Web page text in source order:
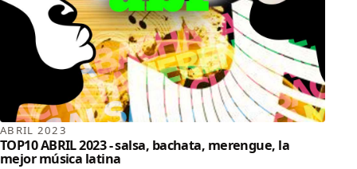
ABRIL 2023
TOP10 ABRIL 2023 - salsa, bachata, merengue, la
mejor música latina